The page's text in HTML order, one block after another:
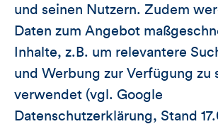
und seinen Nutzern. Zudem
Daten zum Angebot
Inhalte, z.B. um relevantere
und Werbung zur Verfügung zu
verwendet (vgl. Google
Datenschutzerklärung, Stand